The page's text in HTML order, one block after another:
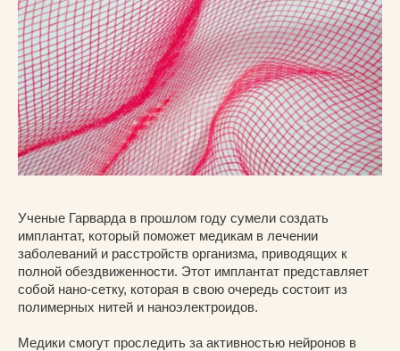
Ученые Гарварда в прошлом году сумели создать
имплантат, который поможет медикам в лечении
заболеваний и расстройств организма, приводящих к
полной обездвиженности. Этот имплантат представляет
собой нано-сетку, которая в свою очередь состоит из
полимерных нитей и наноэлектроидов.
Медики смогут проследить за активностью нейронов в